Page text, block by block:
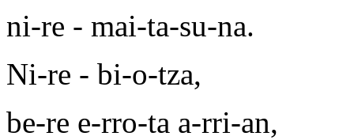
ni-re - mai-ta-su-na.
Ni-re - bi-o-tza,
be-re e-rro-ta a-rri-an,